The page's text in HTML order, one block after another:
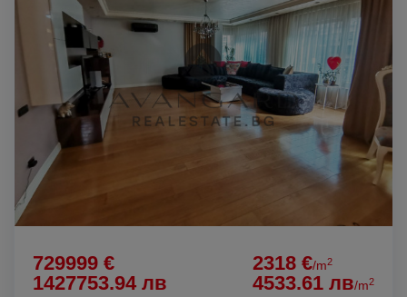
729999 €
1427753.94 лв
2318 €/m2
4533.61 лв/m2